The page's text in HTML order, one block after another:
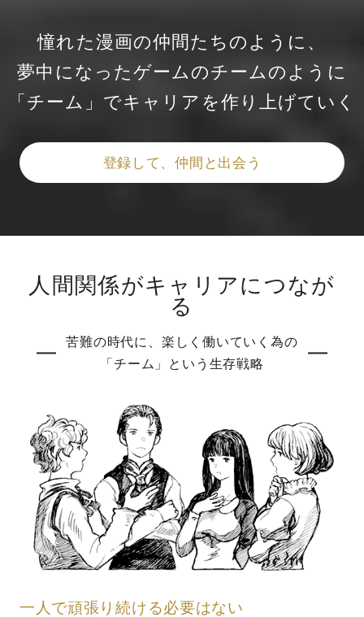
憧れた漫画の仲間たちのように、
夢中になったゲームのチームのように
「チーム」でキャリアを作り上げていく
登録して、仲間と出会う
人間関係がキャリアにつなが
る
苦難の時代に、楽しく働いていく為の
「チーム」という生存戦略
一人で頑張り続ける必要はない